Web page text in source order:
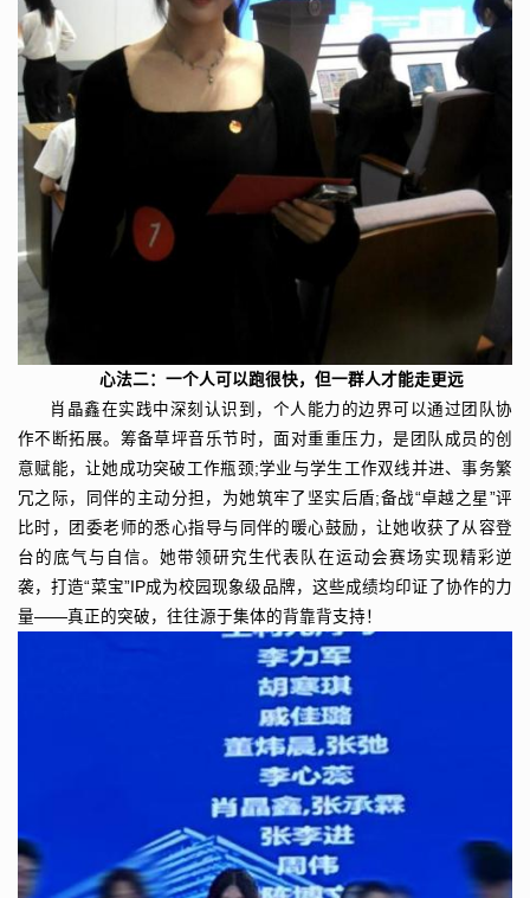
心法二：一个人可以跑很快，但一群人才能走更远
肖晶鑫在实践中深刻认识到，个人能力的边界可以通过团队协
作不断拓展。筹备草坪音乐节时，面对重重压力，是团队成员的创
意赋能，让她成功突破工作瓶颈;学业与学生工作双线并进、事务繁
冗之际，同伴的主动分担，为她筑牢了坚实后盾;备战“卓越之星”评
比时，团委老师的悉心指导与同伴的暖心鼓励，让她收获了从容登
台的底气与自信。她带领研究生代表队在运动会赛场实现精彩逆
袭，打造“菜宝”IP成为校园现象级品牌，这些成绩均印证了协作的力
量——真正的突破，往往源于集体的背靠背支持！